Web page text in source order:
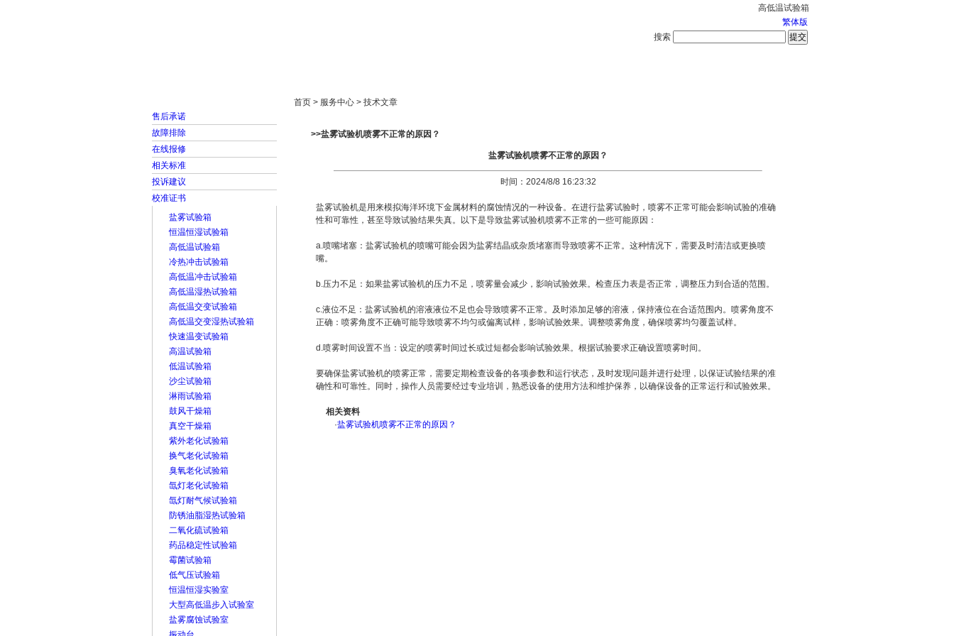
高低温试验箱
繁体版
搜索
售后承诺
故障排除
在线报修
相关标准
投诉建议
校准证书
盐雾试验箱
恒温恒湿试验箱
高低温试验箱
冷热冲击试验箱
高低温冲击试验箱
高低温湿热试验箱
高低温交变试验箱
高低温交变湿热试验箱
快速温变试验箱
高温试验箱
低温试验箱
沙尘试验箱
淋雨试验箱
鼓风干燥箱
真空干燥箱
紫外老化试验箱
换气老化试验箱
臭氧老化试验箱
氙灯老化试验箱
氙灯耐气候试验箱
防锈油脂湿热试验箱
二氧化硫试验箱
药品稳定性试验箱
霉菌试验箱
低气压试验箱
恒温恒湿实验室
大型高低温步入试验室
盐雾腐蚀试验室
首页 > 服务中心 > 技术文章
>>盐雾试验机喷雾不正常的原因？
盐雾试验机喷雾不正常的原因？
时间：2024/8/8 16:23:32
盐雾试验机是用来模拟海洋环境下金属材料的腐蚀情况的一种设备。在进行盐雾试验时，喷雾不正常可能会影响试验的准确
性和可靠性，甚至导致试验结果失真。以下是导致盐雾试验机喷雾不正常的一些可能原因：
a.喷嘴堵塞：盐雾试验机的喷嘴可能会因为盐雾结晶或杂质堵塞而导致喷雾不正常。这种情况下，需要及时清洁或更换喷
嘴。
b.压力不足：如果盐雾试验机的压力不足，喷雾量会减少，影响试验效果。检查压力表是否正常，调整压力到合适的范围。
c.液位不足：盐雾试验机的溶液液位不足也会导致喷雾不正常。及时添加足够的溶液，保持液位在合适范围内。喷雾角度不
正确：喷雾角度不正确可能导致喷雾不均匀或偏离试样，影响试验效果。调整喷雾角度，确保喷雾均匀覆盖试样。
d.喷雾时间设置不当：设定的喷雾时间过长或过短都会影响试验效果。根据试验要求正确设置喷雾时间。
要确保盐雾试验机的喷雾正常，需要定期检查设备的各项参数和运行状态，及时发现问题并进行处理，以保证试验结果的准
确性和可靠性。同时，操作人员需要经过专业培训，熟悉设备的使用方法和维护保养，以确保设备的正常运行和试验效果。
相关资料
·盐雾试验机喷雾不正常的原因？